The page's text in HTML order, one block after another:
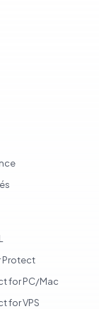
Protect
for PC/Mac
for VPS